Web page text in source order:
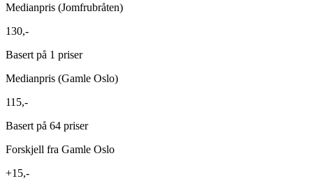
Medianpris (Jomfrubråten)
130,-
Basert på 1 priser
Medianpris (Gamle Oslo)
115,-
Basert på 64 priser
Forskjell fra Gamle Oslo
+15,-